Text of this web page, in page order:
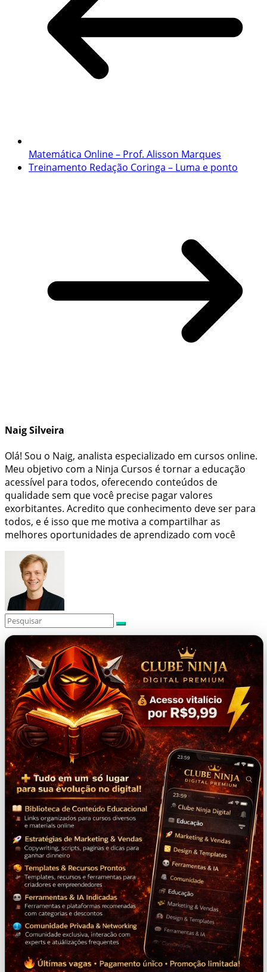
Matemática Online – Prof. Alisson Marques
Treinamento Redação Coringa – Luma e ponto
Naig Silveira
Olá! Sou o Naig, analista especializado em cursos online.
Meu objetivo com a Ninja Cursos é tornar a educação
acessível para todos, oferecendo conteúdos de
qualidade sem que você precise pagar valores
exorbitantes. Acredito que conhecimento deve ser para
todos, e é isso que me motiva a compartilhar as
melhores oportunidades de aprendizado com você